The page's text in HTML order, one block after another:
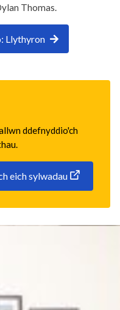
Thomas.
Llythyron
ddefnyddio'ch
eich sylwadau